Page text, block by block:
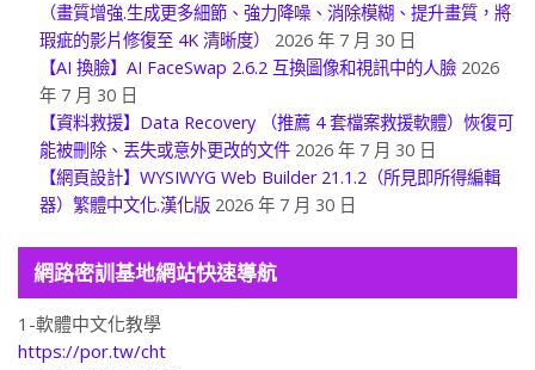
（畫質增強.生成更多細節、強力降噪、消除模糊、提升畫質，將
瑕疵的影片修復至 4K 清晰度）
2026 年 7 月 30 日
【AI 換臉】AI FaceSwap 2.6.2 互換圖像和視訊中的人臉 2026
年 7 月 30 日
【資料救援】Data Recovery （推薦 4 套檔案救援軟體）恢復可
能被刪除、丟失或意外更改的文件 2026 年 7 月 30 日
【網頁設計】WYSIWYG Web Builder 21.1.2（所見即所得編輯
器）繁體中文化.漢化版 2026 年 7 月 30 日
網路密訓基地網站快速導航
1-軟體中文化教學
https://por.tw/cht